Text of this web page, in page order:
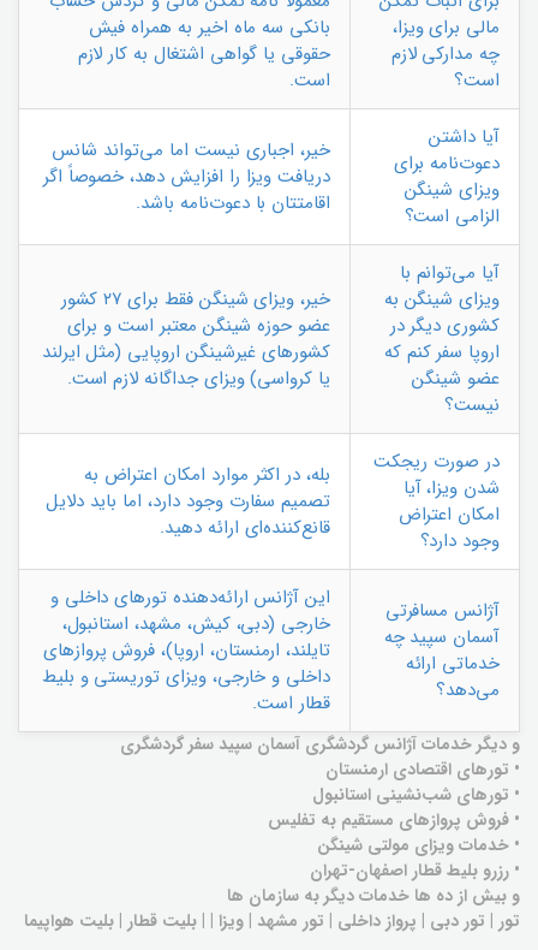
مالی برای ویزا،
چه مدارکی لازم
است؟
بانکی سه ماه اخیر به همراه فیش
حقوقی یا گواهی اشتغال به کار لازم
است.
آیا داشتن
دعوت‌نامه برای
ویزای شینگن
الزامی است؟
خیر، اجباری نیست اما می‌تواند شانس
دریافت ویزا را افزایش دهد، خصوصاً اگر
اقامتتان با دعوت‌نامه باشد.
آیا می‌توانم با
ویزای شینگن به
کشوری دیگر در
اروپا سفر کنم که
عضو شینگن
نیست؟
خیر، ویزای شینگن فقط برای ۲۷ کشور
عضو حوزه شینگن معتبر است و برای
کشورهای غیرشینگن اروپایی (مثل ایرلند
یا کرواسی) ویزای جداگانه لازم است.
در صورت ریجکت
شدن ویزا، آیا
امکان اعتراض
وجود دارد؟
بله، در اکثر موارد امکان اعتراض به
تصمیم سفارت وجود دارد، اما باید دلایل
قانع‌کننده‌ای ارائه دهید.
آژانس مسافرتی
آسمان سپید چه
خدماتی ارائه
می‌دهد؟
این آژانس ارائه‌دهنده تورهای داخلی و
خارجی (دبی، کیش، مشهد، استانبول،
تایلند، ارمنستان، اروپا)، فروش پروازهای
داخلی و خارجی، ویزای توریستی و بلیط
قطار است.
و دیگر خدمات آژانس گردشگری آسمان سپید سفر گردشگری
• تورهای اقتصادی ارمنستان
• تورهای شب‌نشینی استانبول
• فروش پروازهای مستقیم به تفلیس
• خدمات ویزای مولتی شینگن
• رزرو بلیط قطار اصفهان-تهران
و بیش از ده ها خدمات دیگر به سازمان ها
تور | تور دبی | پرواز داخلی | تور مشهد | ویزا | | بلیت قطار | بلیت هواپیما